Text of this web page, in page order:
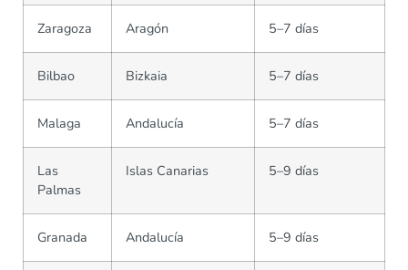
Zaragoza Aragón 5–7 días
Bilbao Bizkaia 5–7 días
Malaga Andalucía 5–7 días
Las
Palmas
Islas Canarias 5–9 días
Granada Andalucía 5–9 días